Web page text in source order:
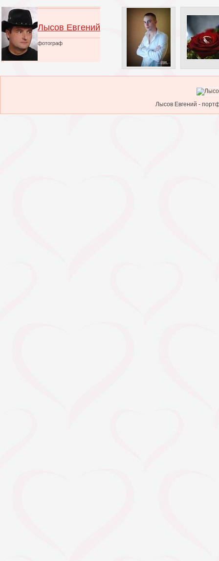
Лысов Евгений
фотограф
Лысов Евгений -